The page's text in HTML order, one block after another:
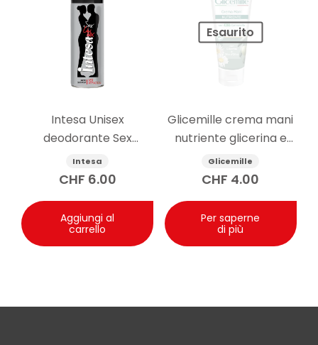
Intesa Unisex
deodorante Sex
Attraction 125ml
Intesa
CHF 6.00
Aggiungi al
carrello
Esaurito
Glicemille crema mani
nutriente glicerina e
camomilla 100ml
Glicemille
CHF 4.00
Per saperne
di più